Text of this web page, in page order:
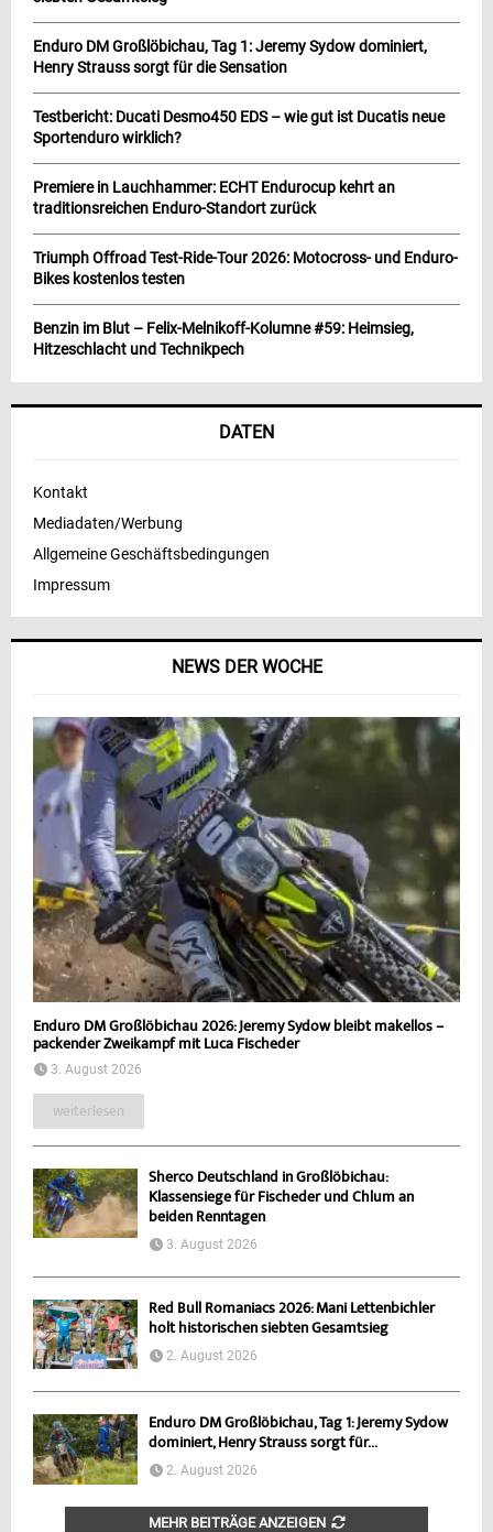
NEWS DER WOCHE
Enduro DM Großlöbichau 2026: Jeremy Sydow bleibt makellos –
packender Zweikampf mit Luca Fischeder
3. August 2026
weiterlesen
Sherco Deutschland in Großlöbichau:
Klassensiege für Fischeder und Chlum an
beiden Renntagen
3. August 2026
Red Bull Romaniacs 2026: Mani Lettenbichler
holt historischen siebten Gesamtsieg
2. August 2026
Enduro DM Großlöbichau, Tag 1: Jeremy Sydow
dominiert, Henry Strauss sorgt für...
2. August 2026
MEHR BEITRÄGE ANZEIGEN
Enduro DM Großlöbichau, Tag 1: Jeremy Sydow dominiert,
Henry Strauss sorgt für die Sensation
Testbericht: Ducati Desmo450 EDS – wie gut ist Ducatis neue
Sportenduro wirklich?
Premiere in Lauchhammer: ECHT Endurocup kehrt an
traditionsreichen Enduro-Standort zurück
Triumph Offroad Test-Ride-Tour 2026: Motocross- und Enduro-
Bikes kostenlos testen
Benzin im Blut – Felix-Melnikoff-Kolumne #59: Heimsieg,
Hitzeschlacht und Technikpech
DATEN
Kontakt
Mediadaten/Werbung
Allgemeine Geschäftsbedingungen
Impressum